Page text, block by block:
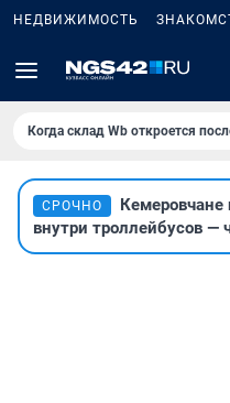
НЕДВИЖИМОСТЬ
Когда склад Wb откроется
СРОЧНО
Кемеровчане
внутри троллейбусов —